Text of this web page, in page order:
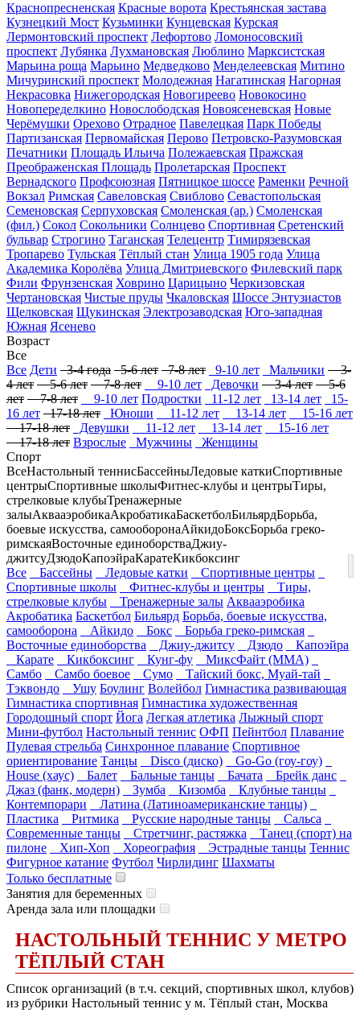
Краснопресненская Красные ворота Крестьянская застава
Кузнецкий Мост Кузьминки Кунцевская Курская
Лермонтовский проспект Лефортово Ломоносовский
проспект Лубянка Лухмановская Люблино Марксистская
Марьина роща Марьино Медведково Менделеевская Митино
Мичуринский проспект Молодежная Нагатинская Нагорная
Некрасовка Нижегородская Новогиреево Новокосино
Новопеределкино Новослободская Новоясеневская Новые
Черёмушки Орехово Отрадное Павелецкая Парк Победы
Партизанская Первомайская Перово Петровско-Разумовская
Печатники Площадь Ильича Полежаевская Пражская
Преображенская Площадь Пролетарская Проспект
Вернадского Профсоюзная Пятницкое шоссе Раменки Речной
Вокзал Римская Савеловская Свиблово Севастопольская
Семеновская Серпуховская Смоленская (ар.) Смоленская
(фил.) Сокол Сокольники Солнцево Спортивная Сретенский
бульвар Строгино Таганская Телецентр Тимирязевская
Тропарево Тульская Тёплый стан Улица 1905 года Улица
Академика Королёва Улица Дмитриевского Филевский парк
Фили Фрунзенская Ховрино Царицыно Черкизовская
Чертановская Чистые пруды Чкаловская Шоссе Энтузиастов
Щелковская Щукинская Электрозаводская Юго-западная
Южная Ясенево
Возраст
Все
Все Дети 3-4 года 5-6 лет 7-8 лет 9-10 лет Мальчики 3-
4 лет 5-6 лет 7-8 лет 9-10 лет Девочки 3-4 лет 5-6
лет 7-8 лет 9-10 лет Подростки 11-12 лет 13-14 лет
15-
16 лет 17-18 лет Юноши 11-12 лет 13-14 лет
15-16 лет
17-18 лет
Девушки 11-12 лет 13-14 лет
15-16 лет
17-18 лет Взрослые Мужчины
Женщины
Спорт
ВсеНастольный теннисБассейныЛедовые каткиСпортивные
центрыСпортивные школыФитнес-клубы и центрыТиры,
стрелковые клубыТренажерные
залыАквааэробикаАкробатикаБаскетболБильярдБорьба,
боевые искусства, самооборонаАйкидоБоксБорьба греко-
римскаяВосточные единоборстваДжиу-
джитсуДзюдоКапоэйраКаратеКикбоксинг
Все
Бассейны Ледовые катки
Спортивные центры
Спортивные школы
Фитнес-клубы и центры
Тиры,
стрелковые клубы
Тренажерные залы Аквааэробика
Акробатика Баскетбол Бильярд Борьба, боевые искусства,
самооборона
Айкидо Бокс
Борьба греко-римская
Восточные единоборства
Джиу-джитсу Дзюдо
Капоэйра
Карате
Кикбоксинг Кунг-фу
МиксФайт (ММА)
Самбо
Самбо боевое Сумо
Тайский бокс, Муай-тай
Тэквондо
Ушу Боулинг Волейбол Гимнастика развивающая
Гимнастика спортивная Гимнастика художественная
Городошный спорт Йога Легкая атлетика Лыжный спорт
Мини-футбол Настольный теннис ОФП Пейнтбол Плавание
Пулевая стрельба Синхронное плавание Спортивное
ориентирование Танцы Disco (диско)
Go-Go (гоу-гоу)
House (хаус)
Балет Бальные танцы Бачата
Брейк данс
Джаз (фанк, модерн)
Зумба Кизомба
Клубные танцы
Контемпорари
Латина (Латиноамериканские танцы)
Пластика
Ритмика Русские народные танцы
Сальса
Современные танцы
Стретчинг, растяжка
Танец (спорт) на
пилоне
Хип-Хоп Хореография Эстрадные танцы Теннис
Фигурное катание Футбол Чирлидинг Шахматы
Только бесплатные
Занятия для беременных
Аренда зала или площадки
НАСТОЛЬНЫЙ ТЕННИС У МЕТРО
ТЁПЛЫЙ СТАН
Список организаций (в т.ч. секций, спортивных школ, клубов)
из рубрики Настольный теннис у м. Тёплый стан, Москва